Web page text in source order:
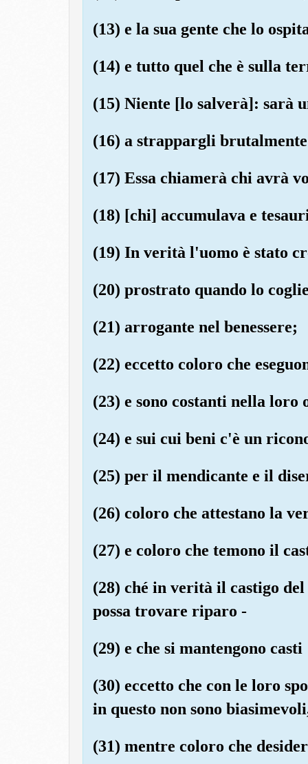
(13) e la sua gente che lo
(14) e tutto quel che è sulla
(15) Niente [lo salverà]: sarà
(16) a strappargli
(17) Essa chiamerà chi avrà
(18) [chi] accumulava e
(19) In verità l'uomo è stato
(20) prostrato quando lo
(21) arrogante nel benessere;
(22) eccetto coloro che
(23) e sono costanti nella loro
(24) e sui cui beni c'è un
(25) per il mendicante e il
(26) coloro che attestano la
(27) e coloro che temono il
(28) ché in verità il castigo
possa trovare riparo -
(29) e che si mantengono casti
(30) eccetto che con le loro
in questo non sono
(31) mentre coloro che